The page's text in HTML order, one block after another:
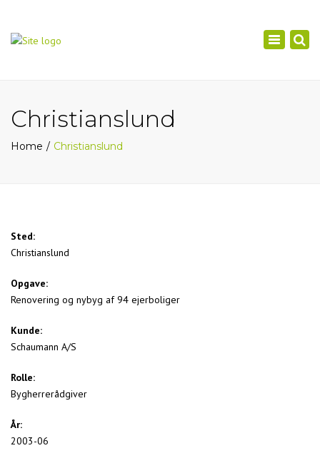
Toggle
Christianslund
Home Christianslund
Sted:
Christianslund
Opgave:
Renovering og nybyg af 94 ejerboliger
Kunde:
Schaumann A/S
Rolle:
Bygherrerådgiver
År:
2003-06